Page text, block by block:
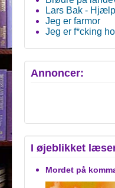
Lars Bak -
Jeg er farmor
Jeg er f*cking
Annoncer:
I øjeblikket
Mordet på